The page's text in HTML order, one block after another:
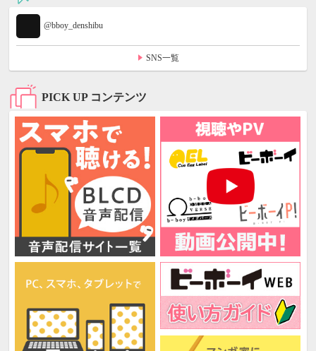
@bboy_denshibu
SNS一覧
PICK UP コンテンツ